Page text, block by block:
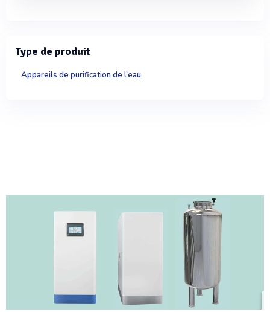
Type de produit
Appareils de purification de l'eau